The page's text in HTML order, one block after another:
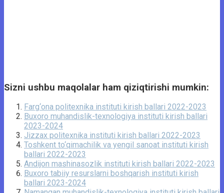
Sizni ushbu maqolalar ham qiziqtirishi mumkin:
Farg‘ona politexnika instituti kirish ballari 2022-2023
Buxoro muhandislik-texnologiya instituti kirish ballari
2023-2024
Jizzax politexnika instituti kirish ballari 2022-2023
Toshkent to‘qimachilik va yengil sanoat instituti kirish
ballari 2022-2023
Andijon mashinasozlik instituti kirish ballari 2022-2023
Buxoro tabiiy resurslarni boshqarish instituti kirish
ballari 2023-2024